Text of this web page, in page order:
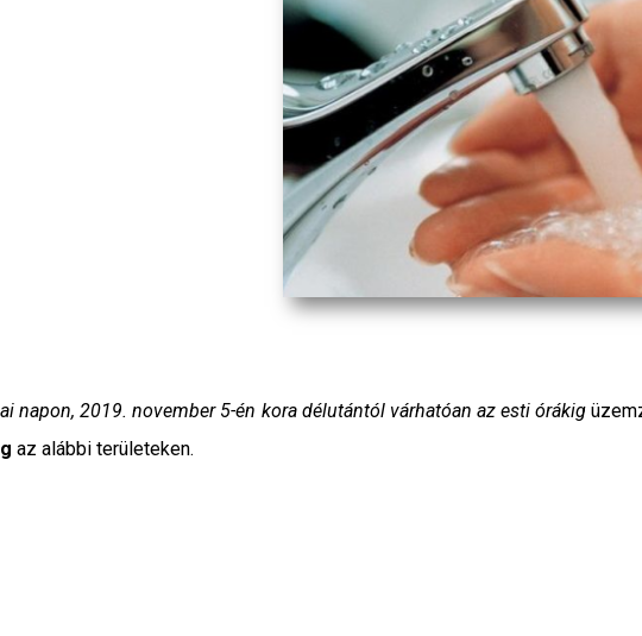
napon, 2019. november 5-én kora délutántól várhatóan az esti órákig
az alábbi területeken.